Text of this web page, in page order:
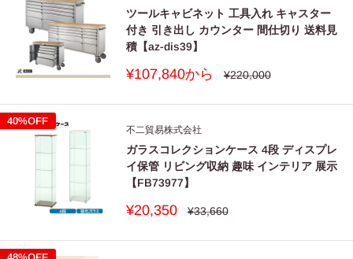
ツールキャビネット 工具入れ キャスター
付き 引き出し カウンター 間仕切り 送料見
積【az-dis39】
販
価
¥107,840から
通
格
¥220,000
40%OFF
不二貿易株式会社
ガラスコレクションケース 4段 ディスプレ
イ保管 リビング収納 趣味 インテリア 展示
【FB73977】
販
価
¥20,350
通
格
¥33,660